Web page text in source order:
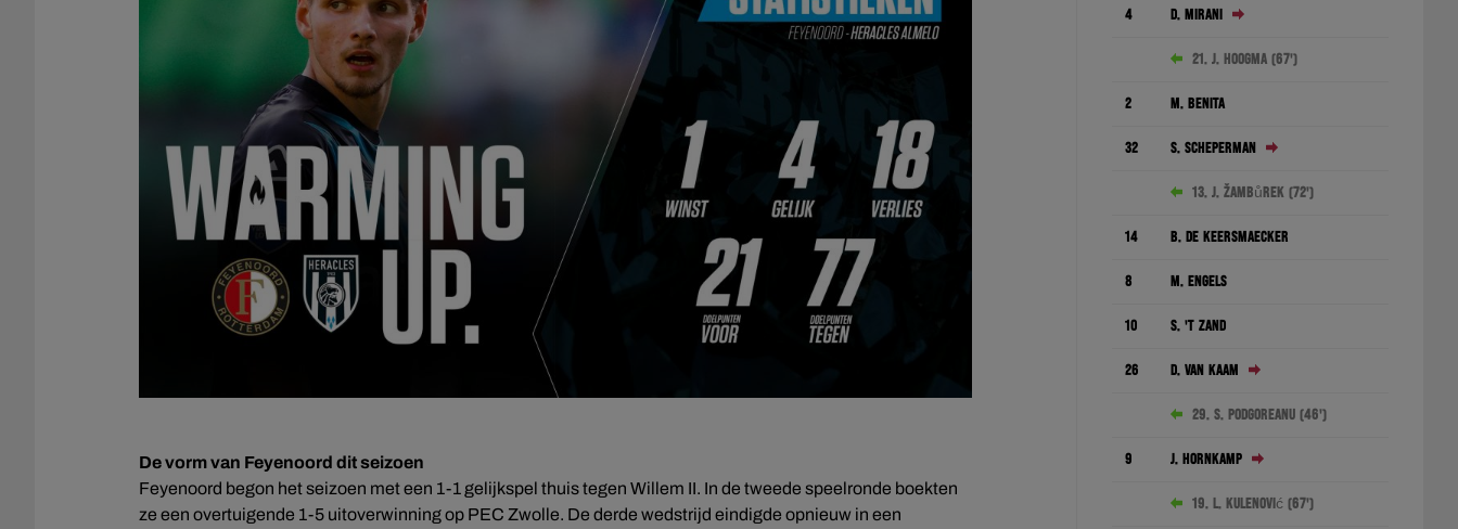
De vorm van Feyenoord dit seizoen
Feyenoord begon het seizoen met een 1-1 gelijkspel thuis tegen Willem II. In de tweede speelronde boekten
ze een overtuigende 1-5 uitoverwinning op PEC Zwolle. De derde wedstrijd eindigde opnieuw in een
4 D. Mirani
21. J. Hoogma (67')
2 M. Benita
32 S. Scheperman
13. J. Žambůrek (72')
14 B. De Keersmaecker
8 M. Engels
10 S. 't Zand
26 D. van Kaam
29. S. Podgoreanu (46')
9 J. Hornkamp
19. L. Kulenović (67')